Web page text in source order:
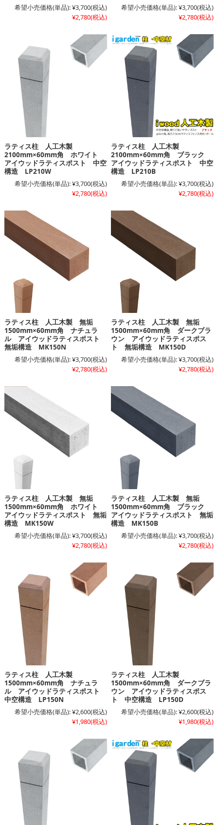
希望小売価格(単品):¥3,700(税込)
¥2,780(税込)
希望小売価格(単品):¥3,700(税込)
¥2,780(税込)
ラティス柱 人工木製
2100mm×60mm角 ホワイト
アイウッドラティスポスト 中空
構造 LP210W
希望小売価格(単品):¥3,700(税込)
¥2,780(税込)
ラティス柱 人工木製
2100mm×60mm角 ブラック
アイウッドラティスポスト 中空
構造 LP210B
希望小売価格(単品):¥3,700(税込)
¥2,780(税込)
ラティス柱 人工木製 無垢
1500mm×60mm角 ナチュラ
ル アイウッドラティスポスト
無垢構造 MK150N
希望小売価格(単品):¥3,700(税込)
¥2,780(税込)
ラティス柱 人工木製 無垢
1500mm×60mm角 ダークブラ
ウン アイウッドラティスポス
ト 無垢構造 MK150D
希望小売価格(単品):¥3,700(税込)
¥2,780(税込)
ラティス柱 人工木製 無垢
1500mm×60mm角 ホワイト
アイウッドラティスポスト 無垢
構造 MK150W
希望小売価格(単品):¥3,700(税込)
¥2,780(税込)
ラティス柱 人工木製 無垢
1500mm×60mm角 ブラック
アイウッドラティスポスト 無垢
構造 MK150B
希望小売価格(単品):¥3,700(税込)
¥2,780(税込)
ラティス柱 人工木製
1500mm×60mm角 ナチュラ
ル アイウッドラティスポスト
中空構造 LP150N
希望小売価格(単品):¥2,600(税込)
¥1,980(税込)
ラティス柱 人工木製
1500mm×60mm角 ダークブラ
ウン アイウッドラティスポス
ト 中空構造 LP150D
希望小売価格(単品):¥2,600(税込)
¥1,980(税込)